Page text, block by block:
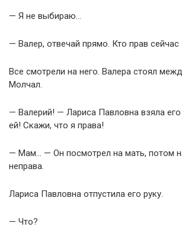
— Я не выбираю…
— Валер, отвечай прямо. Кто прав
Все смотрели на него. Валера стоял
Молчал.
— Валерий! — Лариса Павловна взяла
ей! Скажи, что я права!
— Мам… — Он посмотрел на мать, потом
неправа.
Лариса Павловна отпустила его руку.
— Что?